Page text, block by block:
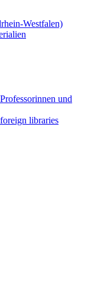
Westfalen)
und
libraries